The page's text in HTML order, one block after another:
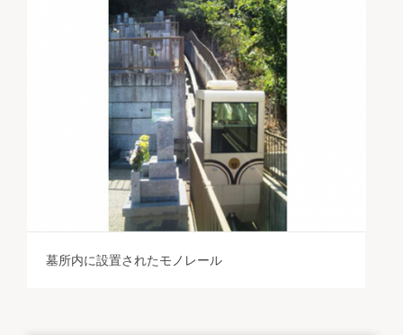
墓所内に設置されたモノレール